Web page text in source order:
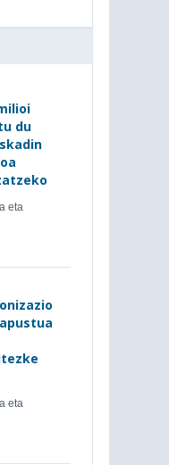
du
eta
eta